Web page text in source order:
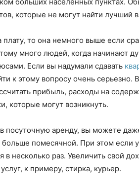
которые не могут найти лучший
плату, то она немного выше если
много людей, когда начинают
Если вы надумали сдавать
к этому вопросу очень
прибыль, расходы на
которые могут возникнуть.
посуточную аренду, вы можете
помесячной. При этом если
в несколько раз. Увеличить свой
к примеру, стирка, курьер.